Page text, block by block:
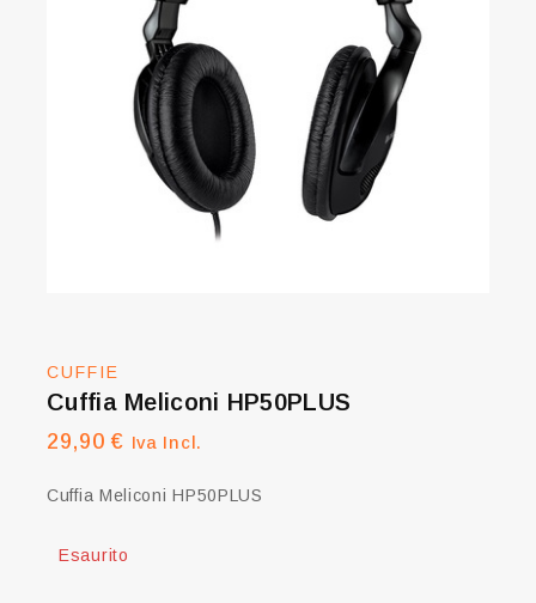
CUFFIE
Cuffia Meliconi HP50PLUS
29,90€ Iva Incl.
Cuffia Meliconi HP50PLUS
Esaurito